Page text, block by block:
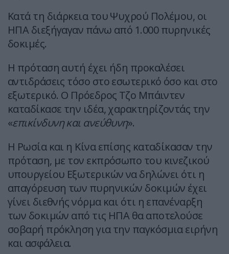
Κατά τη διάρκεια του Ψυχρού Πολέμου, οι
ΗΠΑ διεξήγαγαν πάνω από 1.000 πυρηνικές
δοκιμές.
Η πρόταση αυτή έχει ήδη προκαλέσει
αντιδράσεις τόσο στο εσωτερικό όσο και στο
εξωτερικό. Ο Πρόεδρος Τζο Μπάιντεν
καταδίκασε την ιδέα, χαρακτηρίζοντάς την
«επικίνδυνη και ανεύθυνη».
Η Ρωσία και η Κίνα επίσης καταδίκασαν την
πρόταση, με τον εκπρόσωπο του κινεζικού
υπουργείου Εξωτερικών να δηλώνει ότι η
απαγόρευση των πυρηνικών δοκιμών έχει
γίνει διεθνής νόρμα και ότι η επανέναρξη
των δοκιμών από τις ΗΠΑ θα αποτελούσε
σοβαρή πρόκληση για την παγκόσμια ειρήνη
και ασφάλεια.